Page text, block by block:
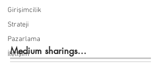
Girişimcilik
Strateji
Pazarlama
İletişim
Medium sharings...